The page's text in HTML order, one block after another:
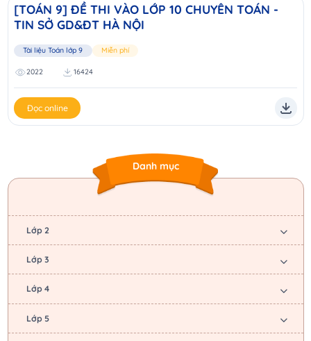
Danh mục
Lớp 2
Lớp 3
Lớp 4
Lớp 5
[TOÁN 9] ĐỀ THI VÀO LỚP 10 CHUYÊN TOÁN -
TIN SỞ GD&ĐT HÀ NỘI
Tài liệu Toán lớp 9 Miễn phí
2022 16424
Đọc online